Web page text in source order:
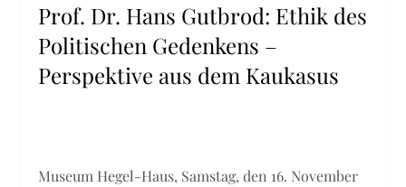
Prof. Dr. Hans Gutbrod: Ethik des
Politischen Gedenkens –
Perspektive aus dem Kaukasus
Museum Hegel-Haus, Samstag, den 16. November